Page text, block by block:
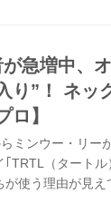
急増中、
り”！ ネッ
ロ】
ミンウー・リー
TRTL（タート
使う理由が見え